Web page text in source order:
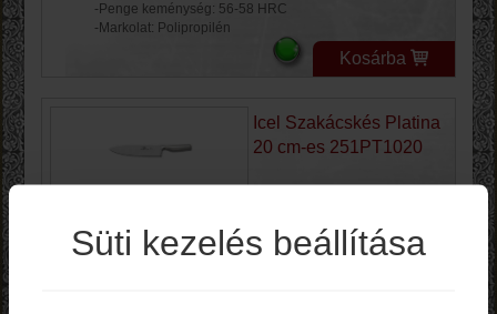
-Penge keménység: 56-58 HRC
-Markolat: Polipropilén
Kosárba
Icel Szakácskés Platina
20 cm-es 251PT1020
Bruttó ár: 34.990 Ft
Süti kezelés beállítása